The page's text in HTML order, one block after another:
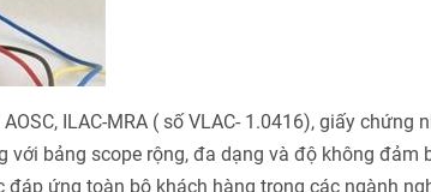
ILAC-MRA ( số VLAC- 1.0416), giấy chứng
bảng scope rộng, đa dạng và độ không đảm
đáp ứng toàn bộ khách hàng trong các ngành